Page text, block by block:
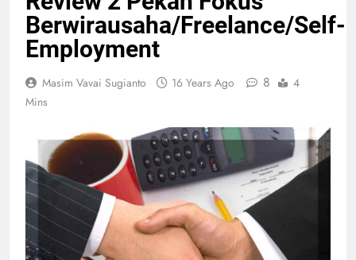
Berwirausaha/Freelance/Self-
Employment
Masim Vavai Sugianto 16 Years Ago 8
4
Mins